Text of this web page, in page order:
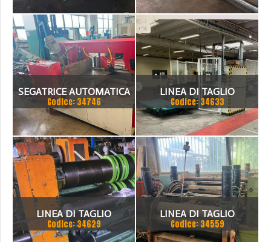
SEGATRICE AUTOMATICA
BTM A TAGLIO A GRADI
Codice: 34746
LINEA DI TAGLIO
COMPLETA
Codice: 34633
LINEA DI TAGLIO
LONGITUDINALE
Codice: 34629
LINEA DI TAGLIO
Codice: 34559